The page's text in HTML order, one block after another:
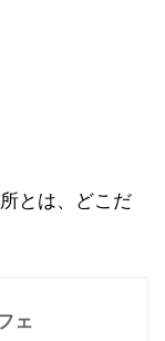
とは、どこだ
ェ